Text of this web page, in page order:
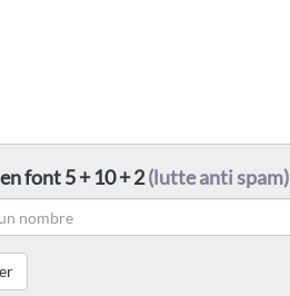
font 5 + 10 + 2(lutte anti spam)